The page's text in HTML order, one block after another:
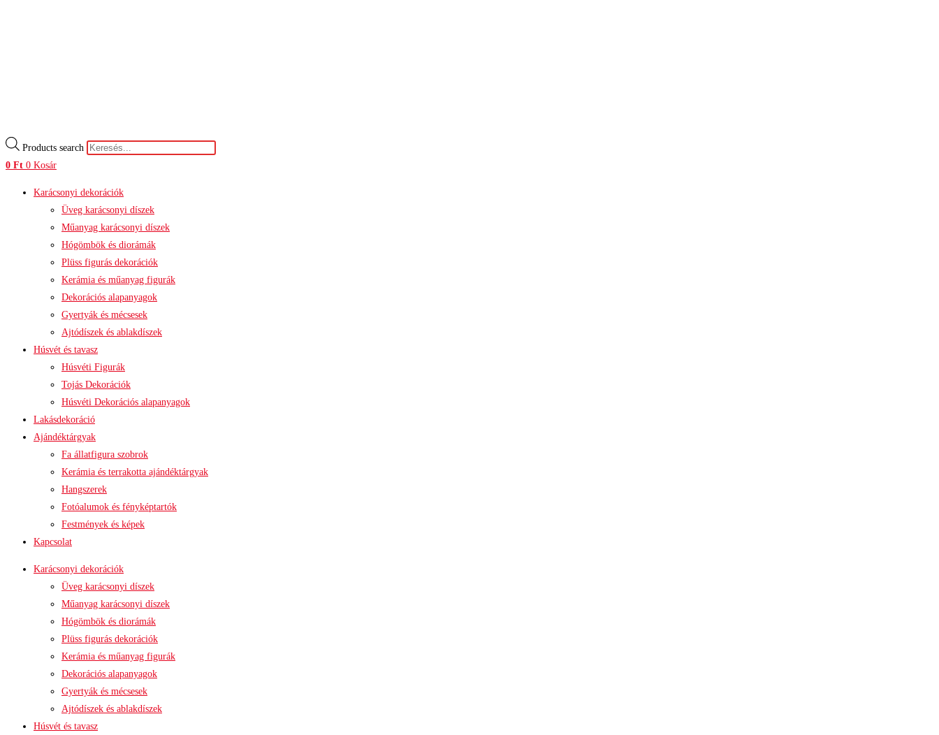
Products search
0 Ft 0 Kosár
Karácsonyi dekorációk
Üveg karácsonyi díszek
Műanyag karácsonyi díszek
Hógömbök és diorámák
Plüss figurás dekorációk
Kerámia és műanyag figurák
Dekorációs alapanyagok
Gyertyák és mécsesek
Ajtódíszek és ablakdíszek
Húsvét és tavasz
Húsvéti Figurák
Tojás Dekorációk
Húsvéti Dekorációs alapanyagok
Lakásdekoráció
Ajándéktárgyak
Fa állatfigura szobrok
Kerámia és terrakotta ajándéktárgyak
Hangszerek
Fotóalumok és fényképtartók
Festmények és képek
Kapcsolat
Karácsonyi dekorációk
Üveg karácsonyi díszek
Műanyag karácsonyi díszek
Hógömbök és diorámák
Plüss figurás dekorációk
Kerámia és műanyag figurák
Dekorációs alapanyagok
Gyertyák és mécsesek
Ajtódíszek és ablakdíszek
Húsvét és tavasz